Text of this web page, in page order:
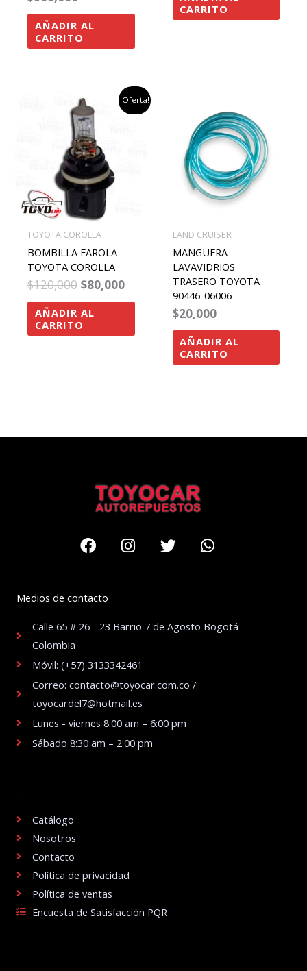
AÑADIR AL
CARRITO
CARRITO
¡Oferta!
TOYOTA COROLLA
BOMBILLA FAROLA
TOYOTA COROLLA
$120,000
el
precio
original
era:
$120,000.
$80,000
el
precio
actual
AÑADIR AL
CARRITO
LAND CRUISER
MANGUERA
LAVAVIDRIOS
TRASERO TOYOTA
90446-06006
$20,000
AÑADIR AL
CARRITO
FacebookInstagram
TwitterWhatsapp
Medios de contacto
Calle 65 # 26 - 23 Barrio 7 de Agosto Bogotá –
Colombia
Móvil: (+57) 3133342461
Correo: contacto@toyocar.com.co /
toyocardel7@hotmail.es
Lunes - viernes 8:00 am – 6:00 pm
Sábado 8:30 am – 2:00 pm
Catálogo
Nosotros
Contacto
Política de privacidad
Política de ventas
Encuesta de Satisfacción PQR